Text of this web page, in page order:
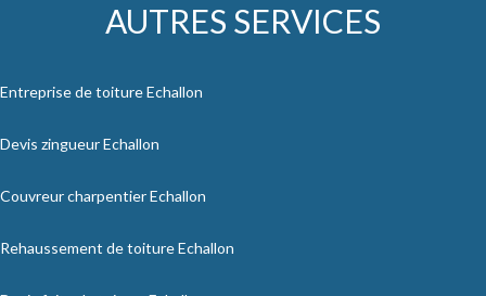
AUTRES SERVICES
Entreprise de toiture Echallon
Devis zingueur Echallon
Couvreur charpentier Echallon
Rehaussement de toiture Echallon